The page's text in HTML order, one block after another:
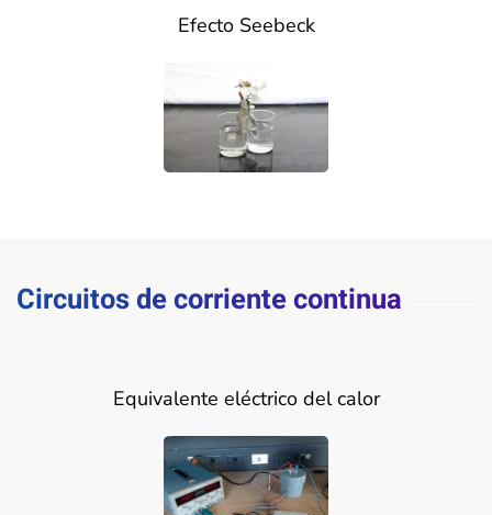
Efecto Seebeck
Circuitos de corriente continua
Equivalente eléctrico del calor